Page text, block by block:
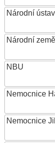
Národní
Národní
NBU
Nemocnice
Nemocnice